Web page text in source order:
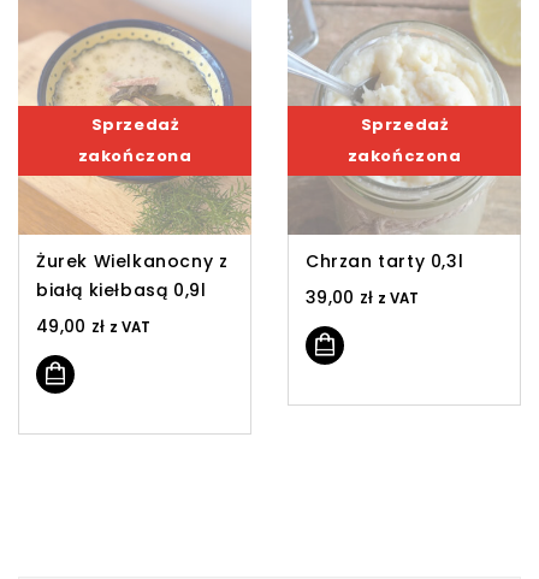
Sprzedaż
zakończona
Żurek Wielkanocny z
białą kiełbasą 0,9l
49,00 zł z VAT
Sprzedaż
zakończona
Chrzan tarty 0,3l
39,00 zł z VAT